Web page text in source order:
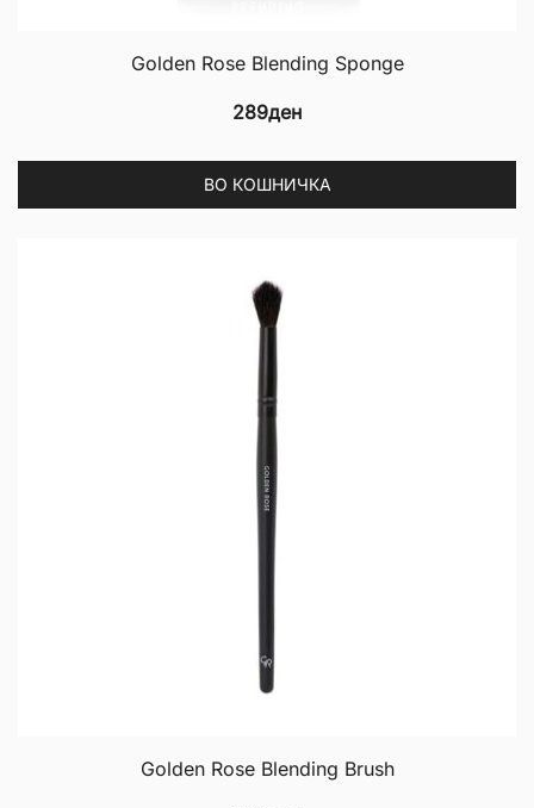
Golden Rose Blending Sponge
289ден
ВО КОШНИЧКА
Golden Rose Blending Brush